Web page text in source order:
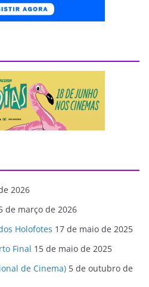
2026
de março de 2026
Holofotes 17 de maio de 2025
Final 15 de maio de 2025
de Cinema) 5 de outubro de